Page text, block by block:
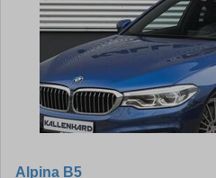
Alpina B5